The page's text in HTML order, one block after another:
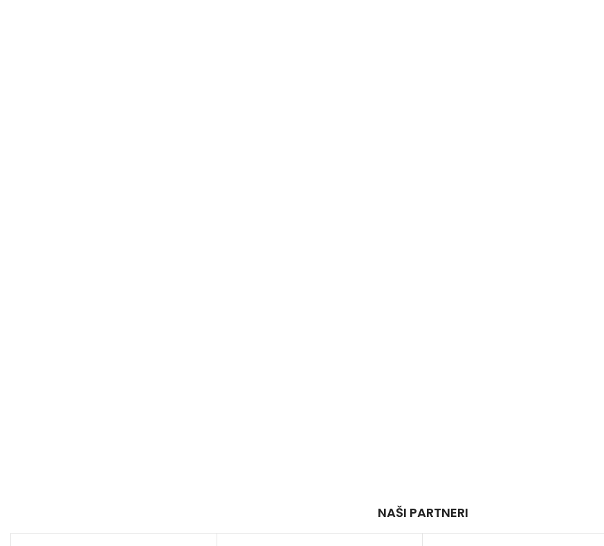
NAŠI PARTNERI